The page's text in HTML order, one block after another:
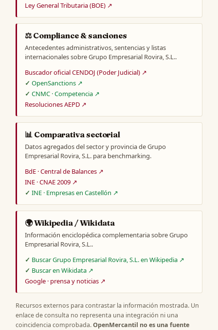
Ley General Tributaria (BOE) ↗
⚖️ Compliance & sanciones
Antecedentes administrativos, sentencias y listas
internacionales sobre Grupo Empresarial Rovira, S.L..
Buscador oficial CENDOJ (Poder Judicial) ↗
OpenSanctions ↗
CNMC · Competencia ↗
Resoluciones AEPD ↗
📊 Comparativa sectorial
Datos agregados del sector y provincia de Grupo
Empresarial Rovira, S.L. para benchmarking.
BdE · Central de Balances ↗
INE · CNAE 2009 ↗
INE · Empresas en Castellón ↗
🌍 Wikipedia / Wikidata
Información enciclopédica complementaria sobre Grupo
Empresarial Rovira, S.L..
Buscar Grupo Empresarial Rovira, S.L. en Wikipedia ↗
Buscar en Wikidata ↗
Google · prensa y noticias ↗
Recursos externos para contrastar la información mostrada. Un
enlace de consulta no representa una integración ni una
coincidencia comprobada.OpenMercantil no es una fuente